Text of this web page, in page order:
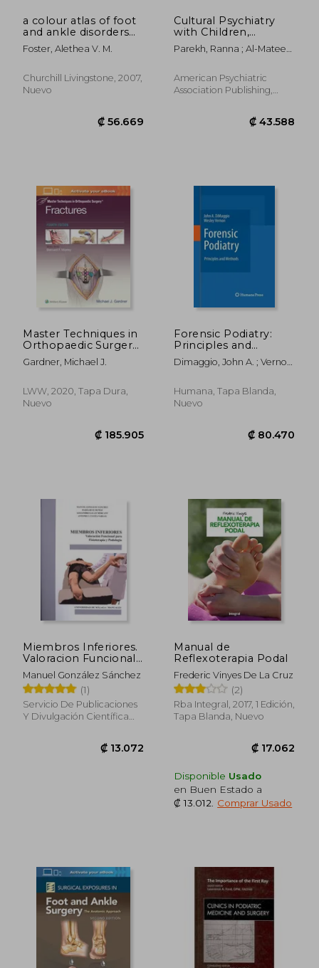
a colour atlas of foot
and ankle disorders
(en Inglés)
Foster, Alethea V. M.
Churchill Livingstone, 2007,
Nuevo
Cultural Psychiatry
with Children,
Adolescents, and
Families (en Inglés)
Parekh, Ranna ; Al-Mateen,
Jose
American Psychiatric
Association Publishing,
₡
Master Techniques in
Orthopaedic Surgery:
Fractures (en Inglés)
Gardner, Michael J.
LWW, 2020, Tapa Dura,
Nuevo
Forensic Podiatry:
Principles and
Methods (en Inglés)
Dimaggio, John A. ; Vernon
Humana, Tapa Blanda,
Nuevo
Miembros Inferiores.
Valoracion Funcional
Para Fisioterapia
Manuel González Sánchez
(1)
Servicio De Publicaciones
Y Divulgación Científica
Tapa Blanda, Nuevo
Manual de
Reflexoterapia Podal
Frederic Vinyes De La Cruz
(2)
Rba Integral, 2017, 1 Edición,
Tapa Blanda, Nuevo
Disponible Usado
en Buen Estado a
₡ 13.012
Comprar Usado